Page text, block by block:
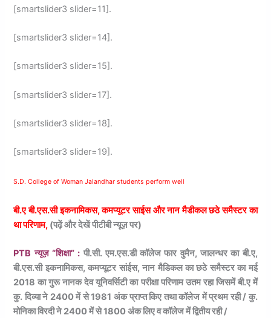
[smartslider3 slider=11].
[smartslider3 slider=14].
[smartslider3 slider=15].
[smartslider3 slider=17].
[smartslider3 slider=18].
[smartslider3 slider=19].
S.D. College of Woman Jalandhar students perform well
बी.ए बी.एस.सी इकनामिकस, कमप्यूटर साईस और नान मैडीकल छठे समैस्टर का
था परिणाम, (पढ़ें और देखें पीटीबी न्यूज़ पर)
PTB न्यूज़ “शिक्षा” : पी.सी. एम.एस.डी कॉलेज फार वुमैन, जालन्धर का बी.ए,
बी.एस.सी इकनामिकस, कमप्यूटर सांईस, नान मैडिकल का छठे समैस्टर का मई
2018 का गुरू नानक देव यूनिवर्सिटी का परीक्षा परिणाम उतम रहा जिसमें बी.ए में
कु. दिव्या ने 2400 में से 1981 अंक प्राप्त किए तथा कॉलेज में प्रथम रही / कु.
मोनिका विरदी ने 2400 में से 1800 अंक लिए व कॉलेज में द्वितीय रही /